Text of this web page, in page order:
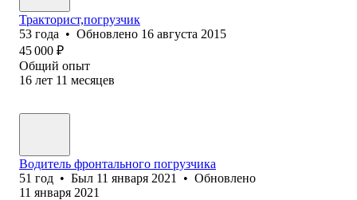
Тракторист,погрузчик
53 года • Обновлено 16 августа 2015
45 000 ₽
Общий опыт
16 лет 11 месяцев
Водитель фронтального погрузчика
51 год • Был 11 января 2021 • Обновлено
11 января 2021